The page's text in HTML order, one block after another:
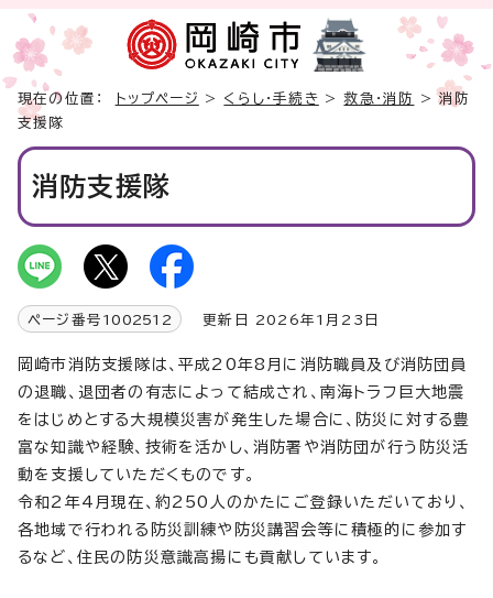
現在の位置： トップページ > くらし・手続き >救急・消防
> 消防
支援隊
消防支援隊
ページ番号 1002512 更新日 2026年1月23日
岡崎市消防支援隊は、平成20年8月に消防職員及び消防団員
の退職、退団者の有志によって結成され、南海トラフ巨大地震
をはじめとする大規模災害が発生した場合に、防災に対する豊
富な知識や経験、技術を活かし、消防署や消防団が行う防災活
動を支援していただくものです。
令和2年4月現在、約250人のかたにご登録いただいており、
各地域で行われる防災訓練や防災講習会等に積極的に参加す
るなど、住民の防災意識高揚にも貢献しています。